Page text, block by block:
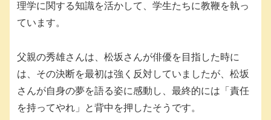
理学に関する知識を活かして、学生たちに教鞭を執っ
ています。
父親の秀雄さんは、松坂さんが俳優を目指した時に
は、その決断を最初は強く反対していましたが、松坂
さんが自身の夢を語る姿に感動し、最終的には「責任
を持ってやれ」と背中を押したそうです。